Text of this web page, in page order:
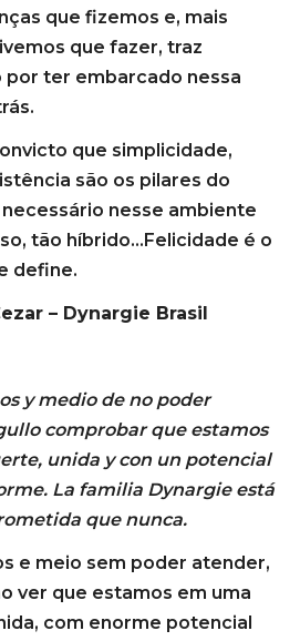
que fizemos e, mais
que fazer, traz
ter embarcado nessa
que simplicidade,
são os pilares do
nesse ambiente
tão híbrido…Felicidade é o
define.
– Dynargie Brasil
y medio de no poder
comprobar que estamos
unida y con un potencial
La familia Dynargie está
que nunca.
e meio sem poder atender,
ver que estamos em uma
com enorme potencial